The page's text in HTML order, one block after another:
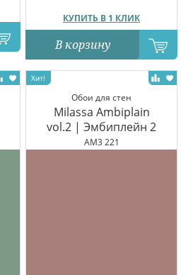
КУПИТЬ В 1 КЛИК
В корзину
Обои для стен
Milassa Ambiplain
vol.2 | Эмбиплейн 2
AM3 221